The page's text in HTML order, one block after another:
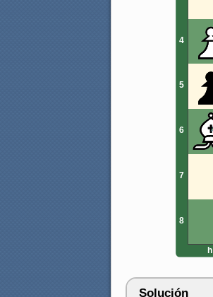
4
5
6
7
8
h
Solución